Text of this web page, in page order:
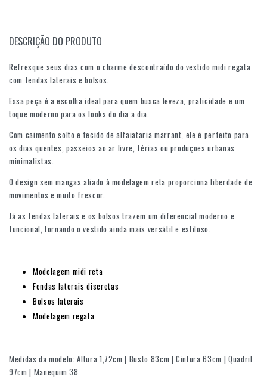
DESCRIÇÃO DO PRODUTO
Refresque seus dias com o charme descontraído do vestido midi regata
com fendas laterais e bolsos.
Essa peça é a escolha ideal para quem busca leveza, praticidade e um
toque moderno para os looks do dia a dia.
Com caimento solto e tecido de alfaiataria marrant, ele é perfeito para
os dias quentes, passeios ao ar livre, férias ou produções urbanas
minimalistas.
O design sem mangas aliado à modelagem reta proporciona liberdade de
movimentos e muito frescor.
Já as fendas laterais e os bolsos trazem um diferencial moderno e
funcional, tornando o vestido ainda mais versátil e estiloso.
Modelagem midi reta
Fendas laterais discretas
Bolsos laterais
Modelagem regata
Medidas da modelo: Altura 1,72cm | Busto 83cm | Cintura 63cm | Quadril
97cm | Manequim 38